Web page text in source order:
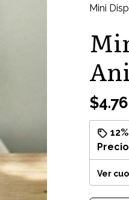
Mini
Ver